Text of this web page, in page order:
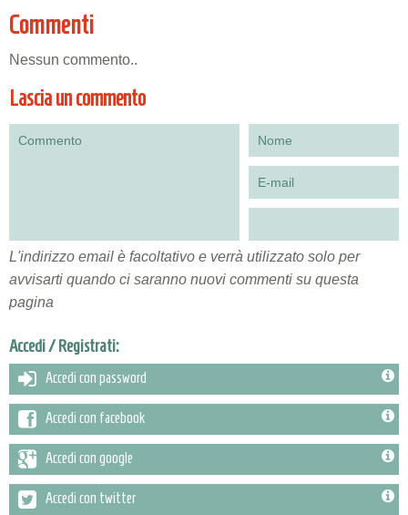
Commenti
Nessun commento..
Lascia un commento
L'indirizzo email è facoltativo e verrà utilizzato solo per
avvisarti quando ci saranno nuovi commenti su questa
pagina
Accedi / Registrati:
Accedi con password
Accedi con facebook
Accedi con google
Accedi con twitter